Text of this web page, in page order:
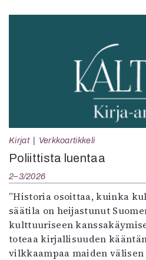
Kirjat Verkkoartikkeli
Poliittista luentaa
2–3/2026
”Historia osoittaa, kuinka
säätila on heijastunut
kulttuuriseen
toteaa kirjallisuuden
vilkkaampaa maiden välisen